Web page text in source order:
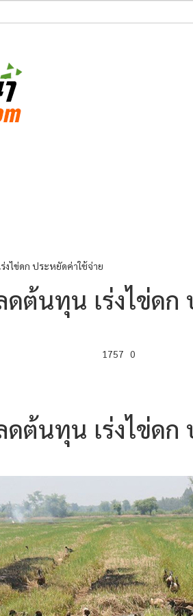
งไข่ดก ประหยัดค่าใช้จ่าย
ดต้นทุน เร่งไข่ดก
1757 0
ดต้นทุน เร่งไข่ดก